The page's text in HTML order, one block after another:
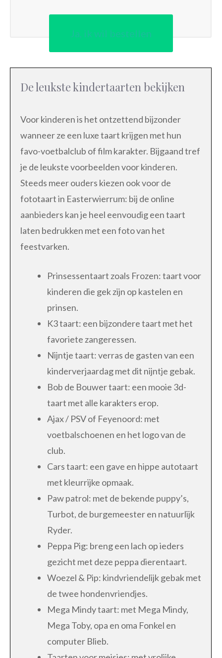
Ja, ik wil bestellen
De leukste kindertaarten bekijken
Voor kinderen is het ontzettend bijzonder
wanneer ze een luxe taart krijgen met hun
favo-voetbalclub of film karakter. Bijgaand tref
je de leukste voorbeelden voor kinderen.
Steeds meer ouders kiezen ook voor de
fototaart in Easterwierrum: bij de online
aanbieders kan je heel eenvoudig een taart
laten bedrukken met een foto van het
feestvarken.
Prinsessentaart zoals Frozen: taart voor
kinderen die gek zijn op kastelen en
prinsen.
K3 taart: een bijzondere taart met het
favoriete zangeressen.
Nijntje taart: verras de gasten van een
kinderverjaardag met dit nijntje gebak.
Bob de Bouwer taart: een mooie 3d-
taart met alle karakters erop.
Ajax / PSV of Feyenoord: met
voetbalschoenen en het logo van de
club.
Cars taart: een gave en hippe autotaart
met kleurrijke opmaak.
Paw patrol: met de bekende puppy’s,
Turbot, de burgemeester en natuurlijk
Ryder.
Peppa Pig: breng een lach op ieders
gezicht met deze peppa dierentaart.
Woezel & Pip: kindvriendelijk gebak met
de twee hondenvriendjes.
Mega Mindy taart: met Mega Mindy,
Mega Toby, opa en oma Fonkel en
computer Blieb.